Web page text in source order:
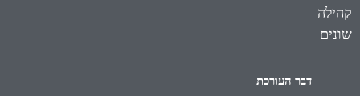
קהילה
שונים
דבר העורכת